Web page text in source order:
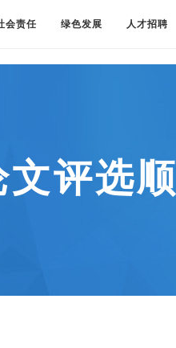
会责任 绿色发展 人才招聘
评选